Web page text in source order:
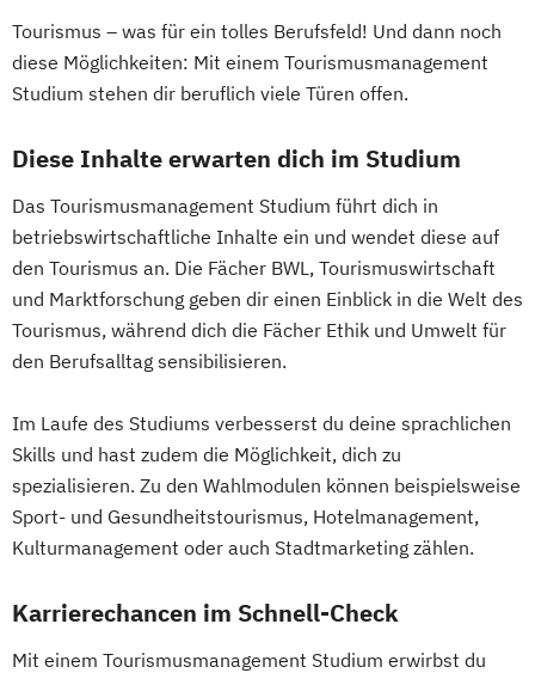
Tourismus – was für ein tolles Berufsfeld! Und dann noch
diese Möglichkeiten: Mit einem Tourismusmanagement
Studium stehen dir beruflich viele Türen offen.
Diese Inhalte erwarten dich im Studium
Das Tourismusmanagement Studium führt dich in
betriebswirtschaftliche Inhalte ein und wendet diese auf
den Tourismus an. Die Fächer BWL, Tourismuswirtschaft
und Marktforschung geben dir einen Einblick in die Welt des
Tourismus, während dich die Fächer Ethik und Umwelt für
den Berufsalltag sensibilisieren.
Im Laufe des Studiums verbesserst du deine sprachlichen
Skills und hast zudem die Möglichkeit, dich zu
spezialisieren. Zu den Wahlmodulen können beispielsweise
Sport- und Gesundheitstourismus, Hotelmanagement,
Kulturmanagement oder auch Stadtmarketing zählen.
Karrierechancen im Schnell-Check
Mit einem Tourismusmanagement Studium erwirbst du